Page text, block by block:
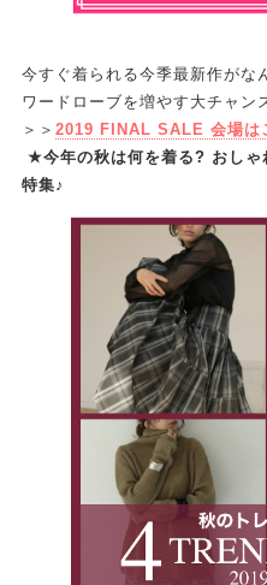
今すぐ着られる今季最新作がな
ワードローブを増やす大チャン
＞＞ 2019 FINAL SALE 会場は
★今年の秋は何を着る? おしゃ
特集♪